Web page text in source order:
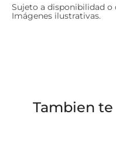
Sujeto a disponibilidad o
Imágenes ilustrativas.
Tambien